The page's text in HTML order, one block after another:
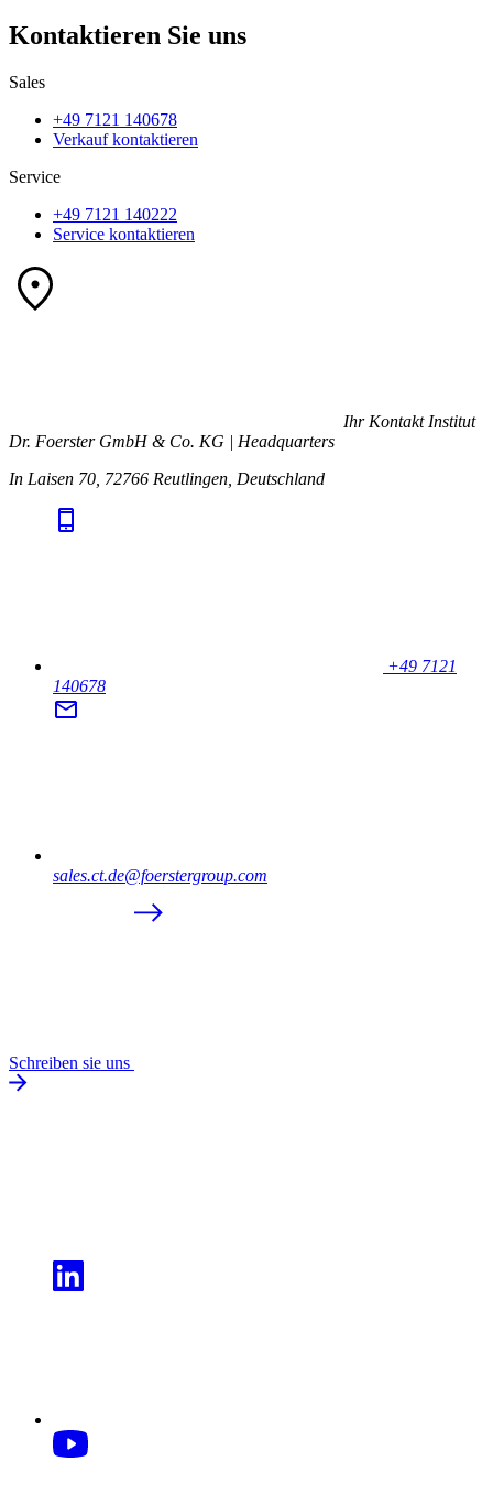
Kontaktieren Sie uns
Sales
+49 7121 140678
Verkauf kontaktieren
Service
+49 7121 140222
Service kontaktieren
Ihr Kontakt Institut
Dr. Foerster GmbH & Co. KG | Headquarters
In Laisen 70, 72766 Reutlingen, Deutschland
+49 7121
140678
sales.ct.de@foerstergroup.com
Schreiben sie uns